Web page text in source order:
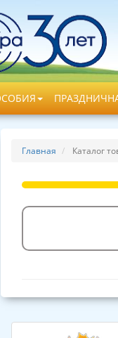
Главная Каталог